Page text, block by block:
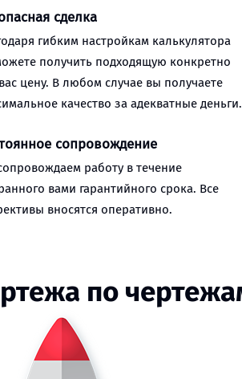
сделка
гибким настройкам калькулятора
получить подходящую конкретно
цену. В любом случае вы получаете
качество за адекватные деньги.
сопровождение
работу в течение
вами гарантийного срока. Все
вносятся оперативно.
по